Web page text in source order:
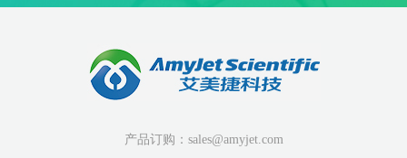
产品订购：sales@amyjet.com